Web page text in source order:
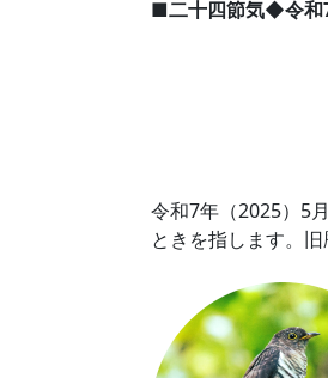
■二十四節気◆令和
令和7年（2025）5
ときを指します。